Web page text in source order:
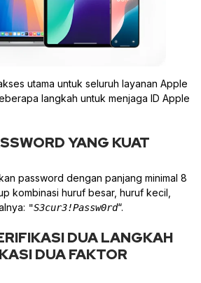
utama untuk seluruh layanan Apple
langkah untuk menjaga ID Apple
YANG KUAT
password dengan panjang minimal 8
kombinasi huruf besar, huruf kecil,
"S3cur3!Passw0rd“.
DUA LANGKAH
DUA FAKTOR